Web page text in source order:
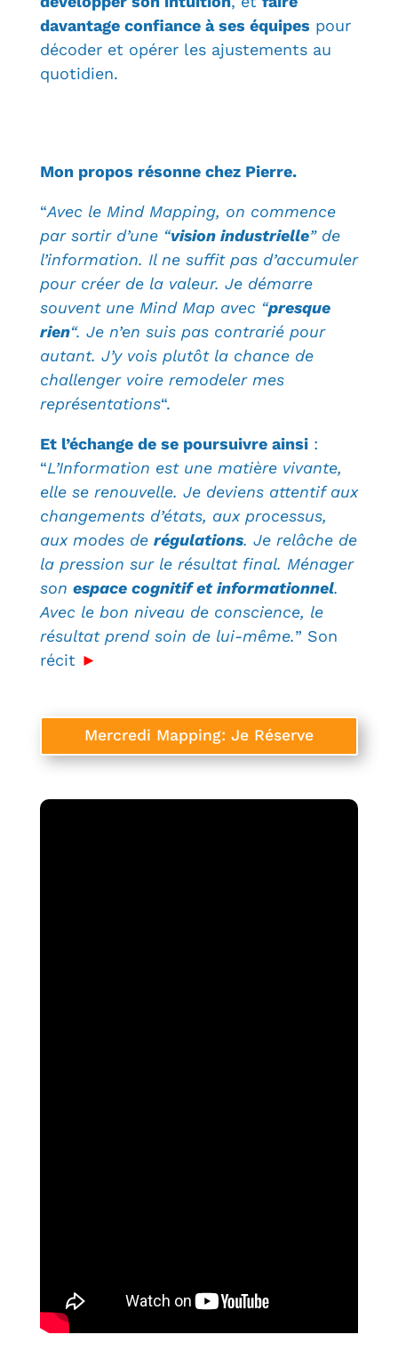
davantage confiance à ses équipes pour
décoder et opérer les ajustements au
quotidien.
Mon propos résonne chez Pierre.
“Avec le Mind Mapping, on commence
par sortir d’une “vision industrielle” de
l’information. Il ne suffit pas d’accumuler
pour créer de la valeur. Je démarre
souvent une Mind Map avec “presque
rien“. Je n’en suis pas contrarié pour
autant. J’y vois plutôt la chance de
challenger voire remodeler mes
représentations“.
Et l’échange de se poursuivre ainsi:
“L’Information est une matière vivante,
elle se renouvelle. Je deviens attentif aux
changements d’états, aux processus,
aux modes de régulations. Je relâche de
la pression sur le résultat final. Ménager
son espace cognitif et informationnel.
Avec le bon niveau de conscience, le
résultat prend soin de lui-même.” Son
récit ►
Mercredi Mapping: Je Réserve